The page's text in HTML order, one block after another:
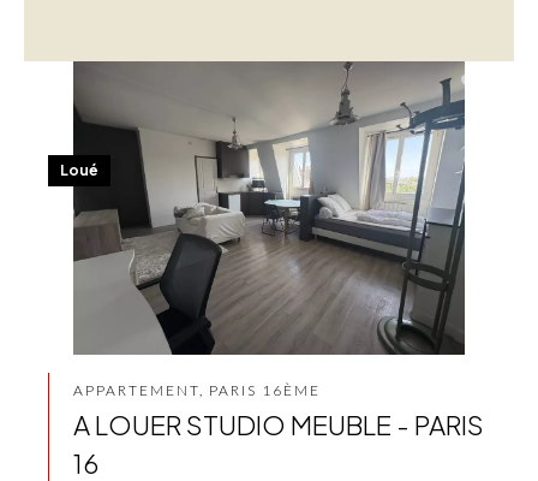
APPARTEMENT, PARIS 16ÈME
A LOUER STUDIO MEUBLE - PARIS
16
Loué